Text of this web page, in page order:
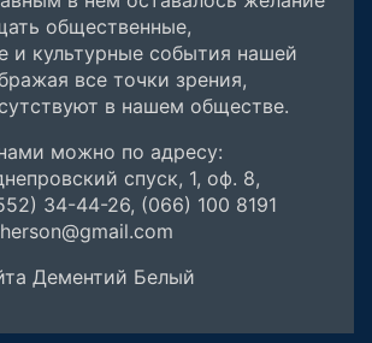
общественные,
и культурные события нашей
все точки зрения,
в нашем обществе.
можно по адресу:
спуск, 1, оф. 8,
34-44-26, (066) 100 8191
Дементий Белый